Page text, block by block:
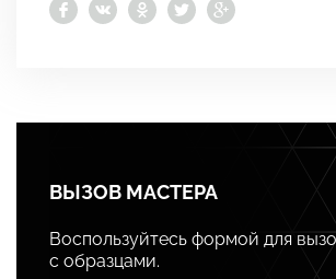
ВЫЗОВ МАСТЕРА
Воспользуйтесь формой для
с образцами.